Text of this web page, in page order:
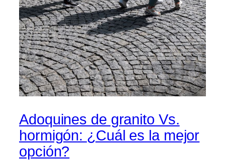
Adoquines de granito Vs.
hormigón: ¿Cuál es la mejor
opción?